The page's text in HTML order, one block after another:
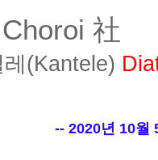
Choroi 社
(Kantele)
-- 2020년 10월